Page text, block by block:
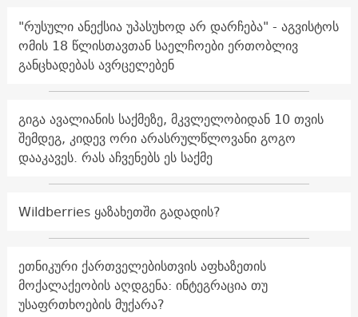
"რუსული ანექსია უპასუხოდ არ დარჩება" - აგვისტოს
ომის 18 წლისთავთან საელჩოები ერთობლივ
განცხადებას ავრცელებენ
გიგა ავალიანის საქმეზე, მკვლელობიდან 10 თვის
შემდეგ, კიდევ ორი არასრულწლოვანი გოგო
დააკავეს. რას აჩვენებს ეს საქმე
Wildberries ყაზახეთში გადადის?
ეთნიკური ქართველებისთვის აფხაზეთის
მოქალაქეობის აღდგენა: ინტეგრაცია თუ
უსაფრთხოების მუქარა?